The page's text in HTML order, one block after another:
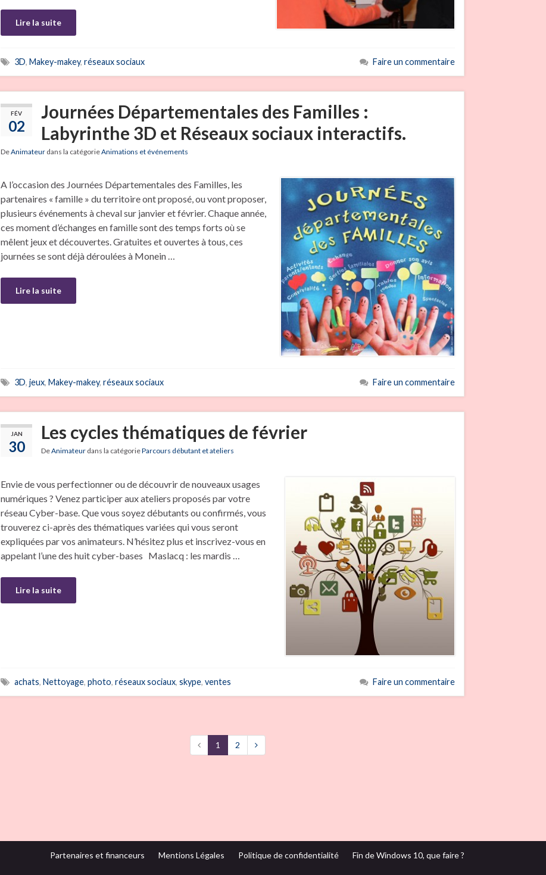
Lire la suite
3D, Makey-makey, réseaux sociaux Faire un commentaire
FÉV
02
Journées Départementales des Familles :
Labyrinthe 3D et Réseaux sociaux interactifs.
DeAnimateur dans la catégorieAnimations et événements
A l’occasion des Journées Départementales des Familles, les
partenaires « famille » du territoire ont proposé, ou vont proposer,
plusieurs événements à cheval sur janvier et février. Chaque année,
ces moment d’échanges en famille sont des temps forts où se
mêlent jeux et découvertes. Gratuites et ouvertes à tous, ces
journées se sont déjà déroulées à Monein …
Lire la suite
3D, jeux, Makey-makey, réseaux sociaux Faire un commentaire
JAN
30
Les cycles thématiques de février
DeAnimateur dans la catégorieParcours débutant et ateliers
Envie de vous perfectionner ou de découvrir de nouveaux usages
numériques ? Venez participer aux ateliers proposés par votre
réseau Cyber-base. Que vous soyez débutants ou confirmés, vous
trouverez ci-après des thématiques variées qui vous seront
expliquées par vos animateurs. N’hésitez plus et inscrivez-vous en
appelant l’une des huit cyber-bases Maslacq : les mardis …
Lire la suite
achats, Nettoyage, photo, réseaux sociaux, skype, ventes Faire un commentaire
1 2
Partenaires et financeurs Mentions Légales Politique de confidentialité Fin de Windows 10, que faire ?